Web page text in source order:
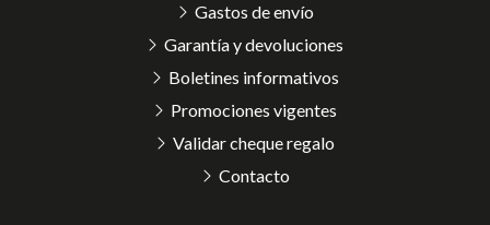
Gastos de envío
Garantía y devoluciones
Boletines informativos
Promociones vigentes
Validar cheque regalo
Contacto